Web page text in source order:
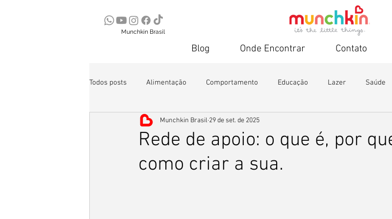
Munchkin Brasil
Blog Onde Encontrar Contato
Todos posts Alimentação Comportamento Educação Lazer Saúde
Rede de apoio: o que é, por
como criar a sua.
Munchkin Brasil 29 de set. de 2025